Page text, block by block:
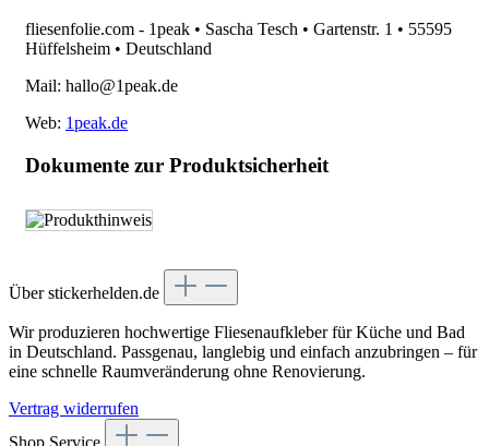
fliesenfolie.com - 1peak • Sascha Tesch • Gartenstr. 1 • 55595
Hüffelsheim • Deutschland
Mail: hallo@1peak.de
Web: 1peak.de
Dokumente zur Produktsicherheit
Über stickerhelden.de
Wir produzieren hochwertige Fliesenaufkleber für Küche und Bad
in Deutschland. Passgenau, langlebig und einfach anzubringen – für
eine schnelle Raumveränderung ohne Renovierung.
Vertrag widerrufen
Shop Service